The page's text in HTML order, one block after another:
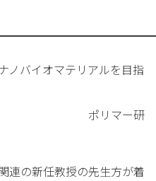
オマテリアルを目指
ー研
の新任教授の先生方が着